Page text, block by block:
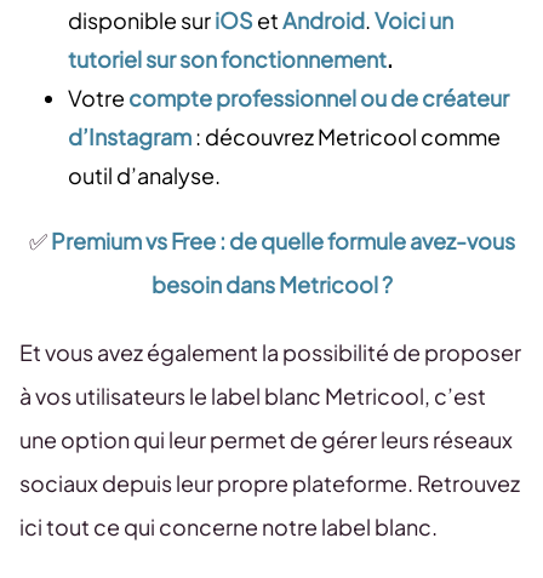
disponible suriOSetAndroid.Voiciun
tutoriel sur son fonctionnement.
Votre compte professionnel ou de créateur
d’Instagram: découvrez Metricool comme
outil d’analyse.
✅Premium vs Free : de quelle formule avez-vous
besoin dans Metricool ?
Et vous avez également la possibilité de proposer
à vos utilisateurs le label blanc Metricool, c’est
une option qui leur permet de gérer leurs réseaux
sociaux depuis leur propre plateforme. Retrouvez
ici tout ce qui concerne notre label blanc.